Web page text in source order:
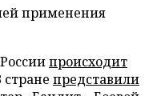
применения
происходит
представили